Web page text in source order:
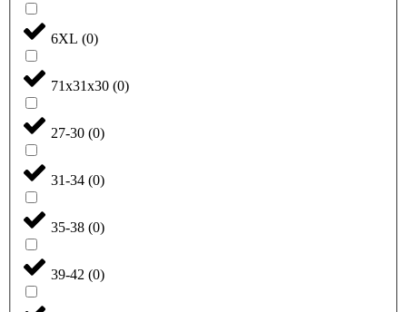
6XL (0)
71x31x30 (0)
27-30 (0)
31-34 (0)
35-38 (0)
39-42 (0)